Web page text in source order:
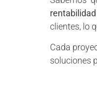
clientes, lo
Cada
soluciones